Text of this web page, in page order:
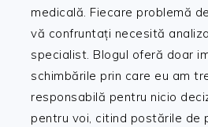
medicală. Fiecare problemă
vă confruntați necesită
specialist. Blogul oferă doar
schimbările prin care eu am
responsabilă pentru nicio
pentru voi, citind postările de